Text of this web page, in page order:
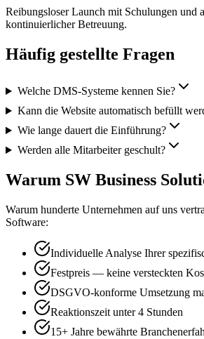
Reibungsloser Launch mit Schulungen und
kontinuierlicher Betreuung.
Häufig gestellte Fragen
Welche DMS-Systeme kennen Sie?
Kann die Website automatisch befüllt
Wie lange dauert die Einführung?
Werden alle Mitarbeiter geschult?
Warum SW Business
Warum hunderte Unternehmen auf uns
Software:
Individuelle Analyse Ihrer
Festpreis — keine versteckten
DSGVO-konforme Umsetzung
Reaktionszeit unter 4 Stunden
15+ Jahre bewährte